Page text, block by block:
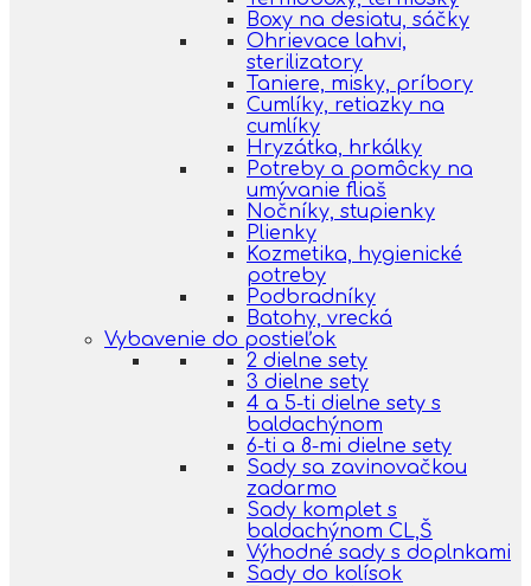
Boxy na desiatu, sáčky
Ohrievace lahvi,
sterilizatory
Taniere, misky, príbory
Cumlíky, retiazky na
cumlíky
Hryzátka, hrkálky
Potreby a pomôcky na
umývanie fliaš
Nočníky, stupienky
Plienky
Kozmetika, hygienické
potreby
Podbradníky
Batohy, vrecká
Vybavenie do postieľok
2 dielne sety
3 dielne sety
4 a 5-ti dielne sety s
baldachýnom
6-ti a 8-mi dielne sety
Sady sa zavinovačkou
zadarmo
Sady komplet s
baldachýnom CL,Š
Výhodné sady s doplnkami
Sady do kolísok